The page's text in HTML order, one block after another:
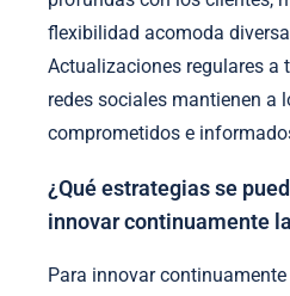
flexibilidad acomoda
Actualizaciones regulares a
redes sociales mantienen a
comprometidos e
¿Qué estrategias se
innovar continuamente
Para innovar